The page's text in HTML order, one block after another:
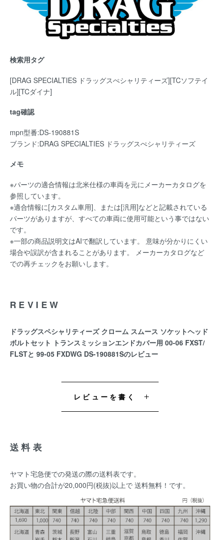
検索用タグ
[DRAG SPECIALTIES ドラッグスぺシャリティーズ][TCソフテイ
ル][TCダイナ]
tag確認
mpn型番:DS-190881S
ブランド:DRAG SPECIALTIES ドラッグスぺシャリティーズ
メモ
※パーツの適合情報は北米仕様の車両を元にメーカーカタログを
参照しています。
※適合情報に[カスタム車用]、または[汎用]などと記載されている
パーツがありますが、すべての車両に使用可能という事ではない
です。
※一部の商品説明文はAIで翻訳しています。 意味が分かりにくい
場合や誤訳が含まれることがあります。 メーカーカタログなど
での再チェックをお願いします。
REVIEW
ドラッグスペシャリティーズ クローム スムース ソケットヘッド
ボルトセット トランスミッションエンドカバー用 00-06 FXST/
FLSTと 99-05 FXDWG DS-190881Sのレビュー
レビューを書く
送料表
ヤマト宅急便での発送の際の送料表です。
お買い物の合計が20,000円(税抜)以上で 送料無料！です。